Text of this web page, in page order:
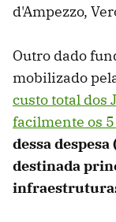
d'Ampezzo,
Outro dado
mobilizado
custo total dos
facilmente os
dessa
destinada